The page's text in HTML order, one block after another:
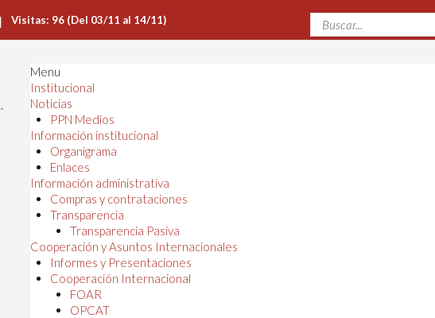
Visitas: 96 (Del 03/11 al 14/11)
Menu
Institucional
Noticias
PPN Medios
Información institucional
Organigrama
Enlaces
Información administrativa
Compras y contrataciones
Transparencia
Transparencia Pasiva
Cooperación y Asuntos Internacionales
Informes y Presentaciones
Cooperación Internacional
FOAR
OPCAT